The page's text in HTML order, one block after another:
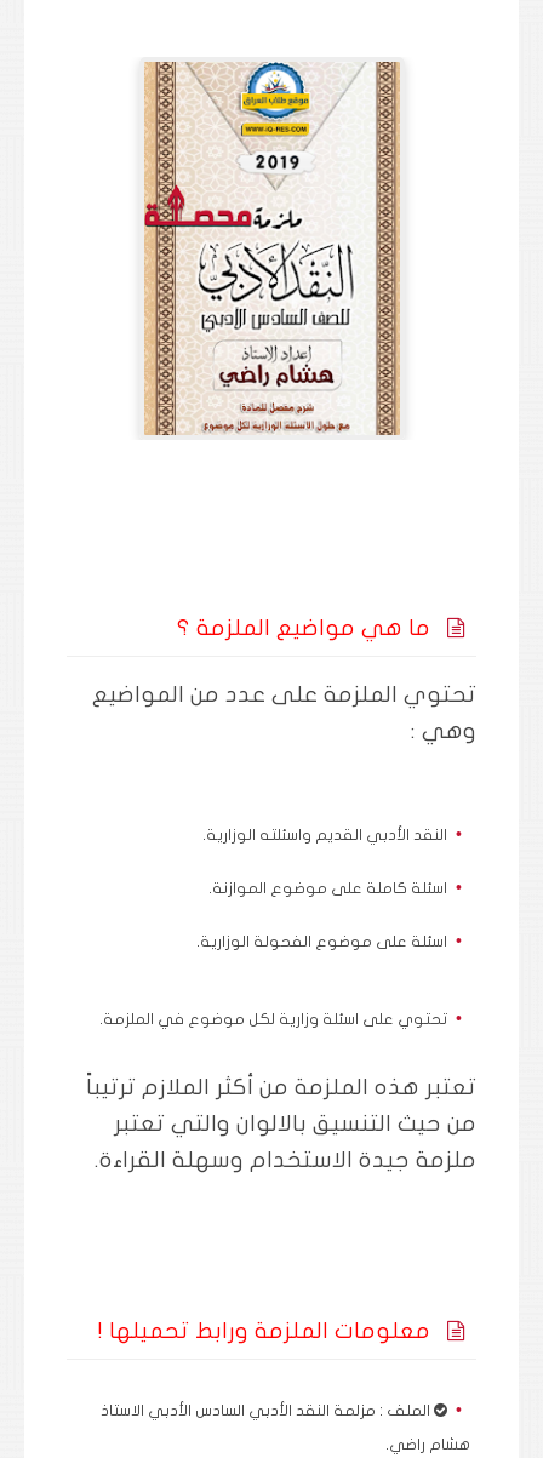
ما هي مواضيع الملزمة ؟
تحتوي الملزمة على عدد من المواضيع
وهي :
النقد الأدبي القديم واسئلته الوزارية.
اسئلة كاملة على موضوع الموازنة.
اسئلة على موضوع الفحولة الوزارية.
تحتوي على اسئلة وزارية لكل موضوع في الملزمة.
تعتبر هذه الملزمة من أكثر الملازم ترتيباً
من حيث التنسيق بالالوان والتي تعتبر
ملزمة جيدة الاستخدام وسهلة القراءة.
معلومات الملزمة ورابط تحميلها !
الملف : مزلمة النقد الأدبي السادس الأدبي الاستاذ
هشام راضي.